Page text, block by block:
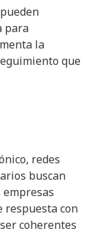
para
la
que
redes
buscan
respuesta con
coherentes